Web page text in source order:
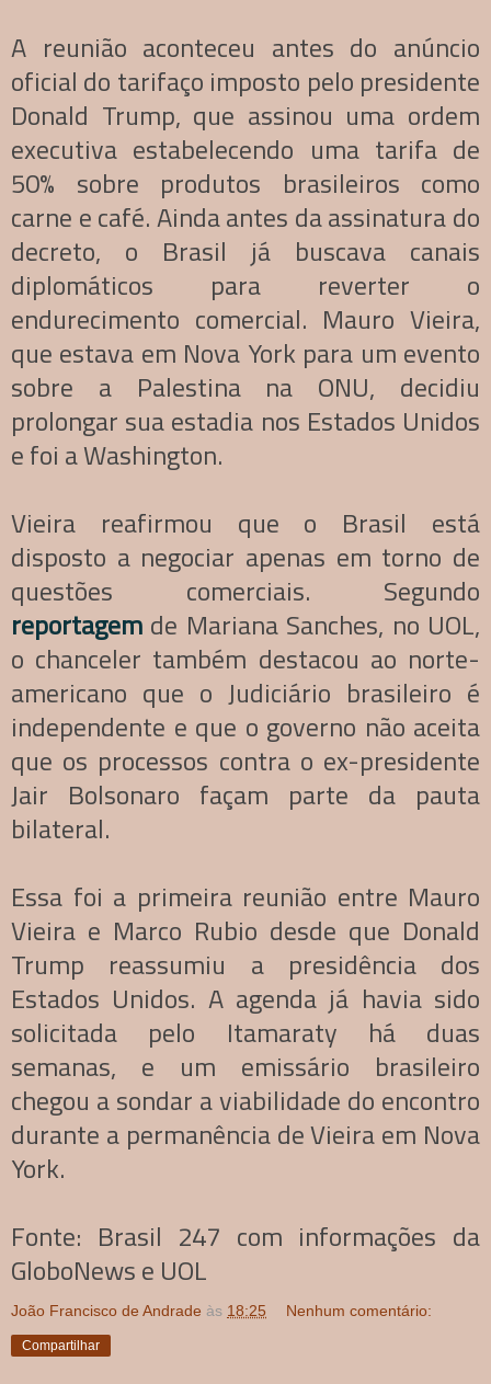
A reunião aconteceu antes do anúncio
oficial do tarifaço imposto pelo presidente
Donald Trump, que assinou uma ordem
executiva estabelecendo uma tarifa de
50% sobre produtos brasileiros como
carne e café. Ainda antes da assinatura do
decreto, o Brasil já buscava canais
diplomáticos para reverter o
endurecimento comercial. Mauro Vieira,
que estava em Nova York para um evento
sobre a Palestina na ONU, decidiu
prolongar sua estadia nos Estados Unidos
e foi a Washington.
Vieira reafirmou que o Brasil está
disposto a negociar apenas em torno de
questões comerciais. Segundo
reportagem de Mariana Sanches, no UOL,
o chanceler também destacou ao norte-
americano que o Judiciário brasileiro é
independente e que o governo não aceita
que os processos contra o ex-presidente
Jair Bolsonaro façam parte da pauta
bilateral.
Essa foi a primeira reunião entre Mauro
Vieira e Marco Rubio desde que Donald
Trump reassumiu a presidência dos
Estados Unidos. A agenda já havia sido
solicitada pelo Itamaraty há duas
semanas, e um emissário brasileiro
chegou a sondar a viabilidade do encontro
durante a permanência de Vieira em Nova
York.
Fonte: Brasil 247 com informações da
GloboNews e UOL
João Francisco de Andrade às 18:25 Nenhum comentário:
Compartilhar